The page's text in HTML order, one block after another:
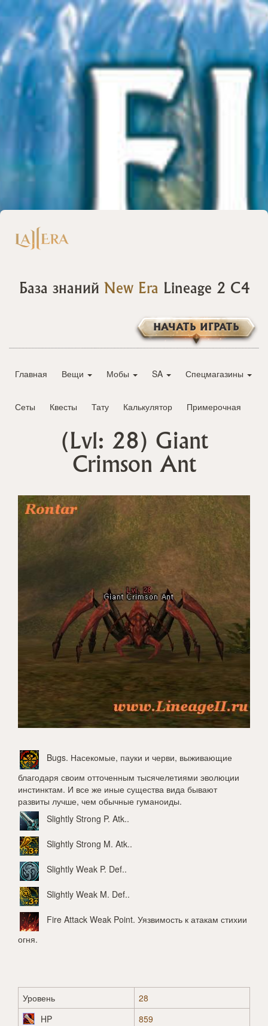
База знаний New Era Lineage 2 C4
НАЧАТЬ ИГРАТЬ
Главная Вещи Мобы SA Спецмагазины
Сеты Квесты Тату Калькулятор Примерочная
(Lvl: 28) Giant
Crimson Ant
Bugs. Насекомые, пауки и черви, выживающие
благодаря своим отточенным тысячелетиями эволюции
инстинктам. И все же иные существа вида бывают
развиты лучше, чем обычные гуманоиды.
Slightly Strong P. Atk..
Slightly Strong M. Atk..
Slightly Weak P. Def..
Slightly Weak M. Def..
Fire Attack Weak Point. Уязвимость к атакам стихии
огня.
Уровень
28
HP
859